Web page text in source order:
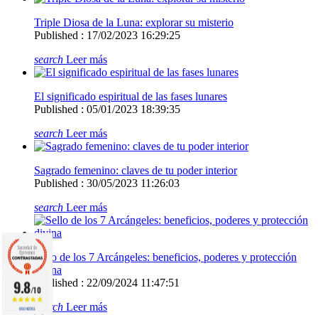
Triple Diosa de la Luna: explorar su misterio
Published : 17/02/2023 16:29:25
search Leer más
El significado espiritual de las fases lunares
Published : 05/01/2023 18:39:35
search Leer más
Sagrado femenino: claves de tu poder interior
Published : 30/05/2023 11:26:03
search Leer más
Sello de los 7 Arcángeles: beneficios, poderes y protección
divina
Published : 22/09/2024 11:47:51
search Leer más
9.8/10
860 NOTAS